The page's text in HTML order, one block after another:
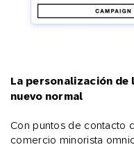
La personalización de
nuevo normal
Con puntos de contacto
comercio minorista